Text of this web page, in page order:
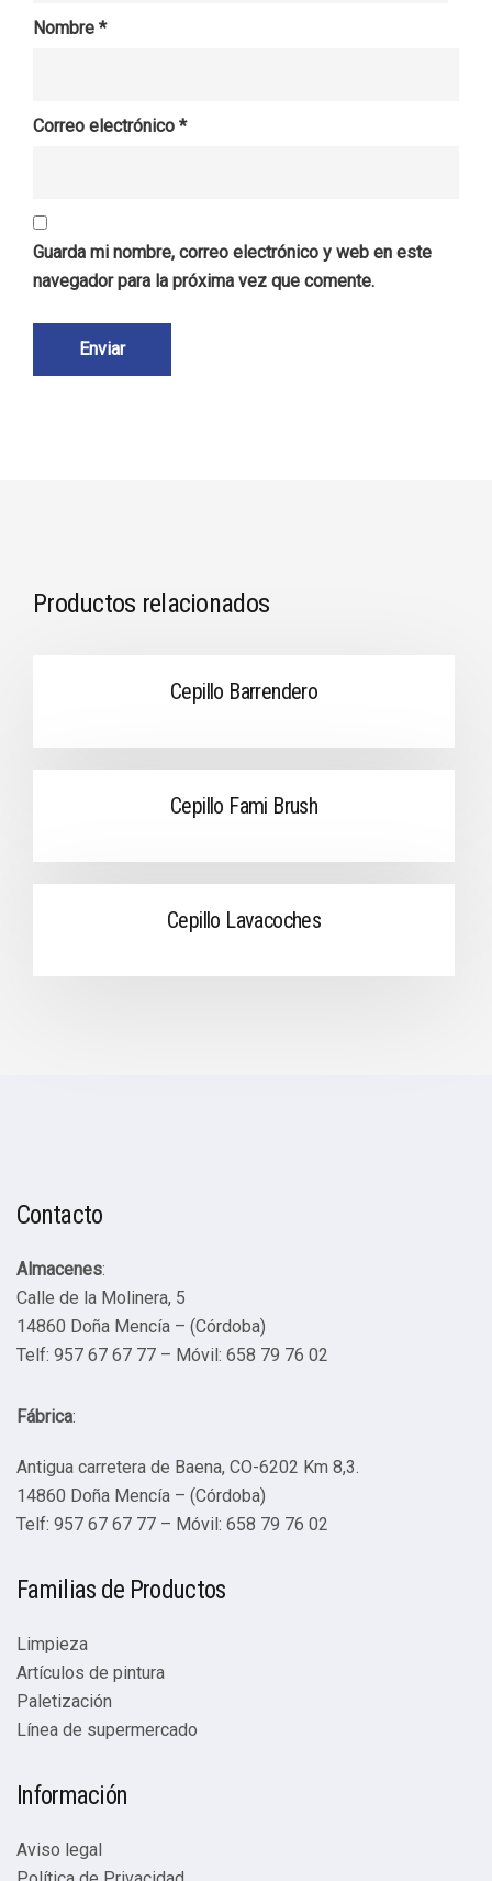
Nombre *
Correo electrónico *
Guarda mi nombre, correo electrónico y web en este
navegador para la próxima vez que comente.
Productos relacionados
Cepillo Barrendero
Cepillo Fami Brush
Cepillo Lavacoches
Contacto
Almacenes:
Calle de la Molinera, 5
14860 Doña Mencía – (Córdoba)
Telf: 957 67 67 77 – Móvil: 658 79 76 02
Fábrica:
Antigua carretera de Baena, CO-6202 Km 8,3.
14860 Doña Mencía – (Córdoba)
Telf: 957 67 67 77 – Móvil: 658 79 76 02
Familias de Productos
Limpieza
Artículos de pintura
Paletización
Línea de supermercado
Información
Aviso legal